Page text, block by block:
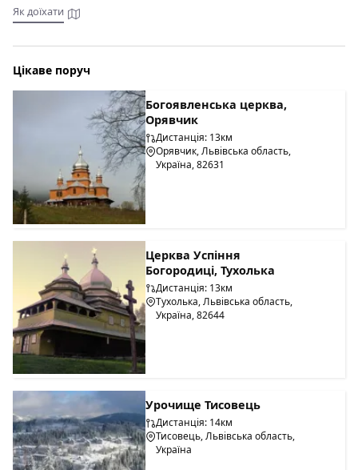
Як доїхати
Цікаве поруч
Богоявленська церква,
Орявчик
Дистанція: 13км
Орявчик, Львівська область,
Україна, 82631
Церква Успіння
Богородиці, Тухолька
Дистанція: 13км
Тухолька, Львівська область,
Україна, 82644
Урочище Тисовець
Дистанція: 14км
Тисовець, Львівська область,
Україна